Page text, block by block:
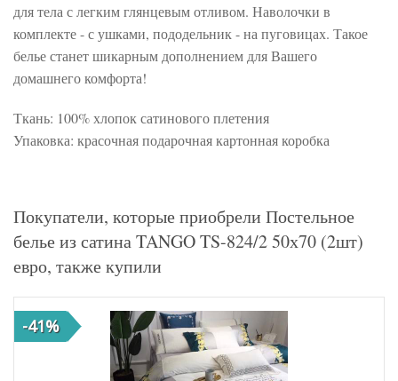
для тела с легким глянцевым отливом. Наволочки в
комплекте - с ушками, пододельник - на пуговицах. Такое
белье станет шикарным дополнением для Вашего
домашнего комфорта!
Ткань: 100% хлопок сатинового плетения
Упаковка: красочная подарочная картонная коробка
Покупатели, которые приобрели Постельное
белье из сатина TANGO TS-824/2 50х70 (2шт)
евро, также купили
-41%